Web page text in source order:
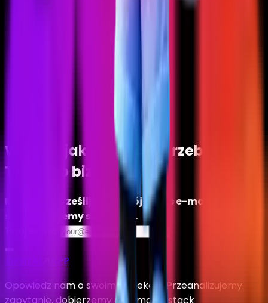
Wiemy, jak spełnić potrzeby
Twojego biznesu
Po prostu prześlij nam swój adres e-mail, a
skontaktujemy się z Tobą.
Twój e-mail
.DIGITAL
.APP
Opowiedz nam o swoim projekcie. Przeanalizujemy